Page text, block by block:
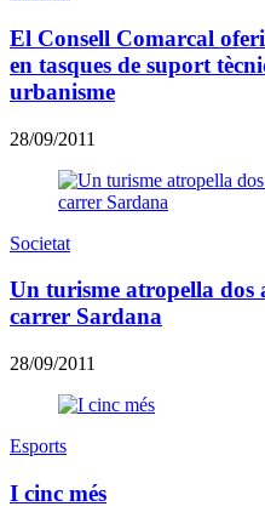
El Consell Comarcal
en tasques de suport
urbanisme
28/09/2011
Societat
Un turisme atropella dos
carrer Sardana
28/09/2011
Esports
I cinc més